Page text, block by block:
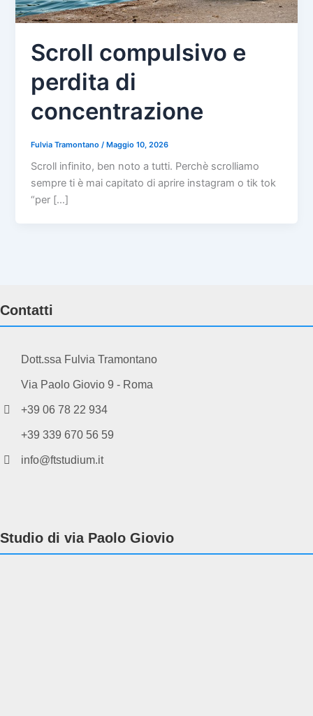
Scroll compulsivo e
perdita di
concentrazione
Fulvia Tramontano/Maggio 10, 2026
Scroll infinito, ben noto a tutti. Perchè scrolliamo
sempre ti è mai capitato di aprire instagram o tik tok
“per […]
Contatti
Dott.ssa Fulvia Tramontano
Via Paolo Giovio 9 - Roma
+39 06 78 22 934
+39 339 670 56 59
info@ftstudium.it
Studio di via Paolo Giovio